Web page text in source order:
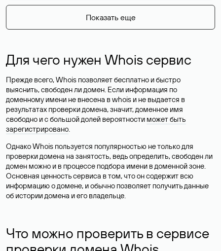
Показать еще
Для чего нужен Whois сервис
Прежде всего, Whois позволяет бесплатно и быстро
выяснить, свободен ли домен. Если информация по
доменному имени не внесена в whois и не выдается в
результатах проверки домена, значит, доменное имя
свободно и с большой долей вероятности может быть
зарегистрировано.
Однако Whois пользуется популярностью не только для
проверки домена на занятость, ведь определить, свободен ли
домен можно и в процессе подбора имени в доменной зоне.
Основная ценность сервиса в том, что он содержит всю
информацию о домене, и обычно позволяет получить данные
об истории домена и его владельце.
Что можно проверить в сервисе